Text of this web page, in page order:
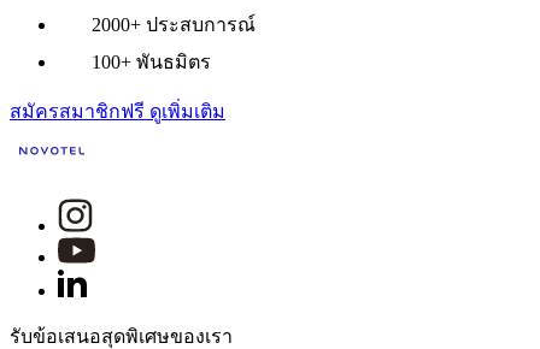
2000+ ประสบการณ์
100+ พันธมิตร
สมัครสมาชิกฟรี ดูเพิ่มเติม
รับข้อเสนอสุดพิเศษของเรา